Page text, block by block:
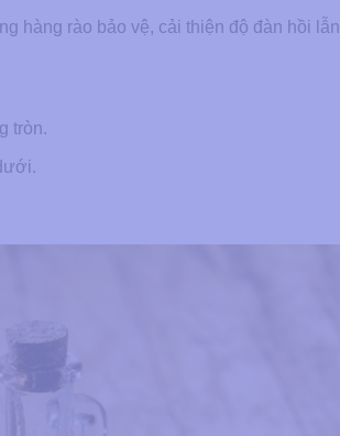
hàng rào bảo vệ, cải thiện độ đàn hồi lẫn
tròn.